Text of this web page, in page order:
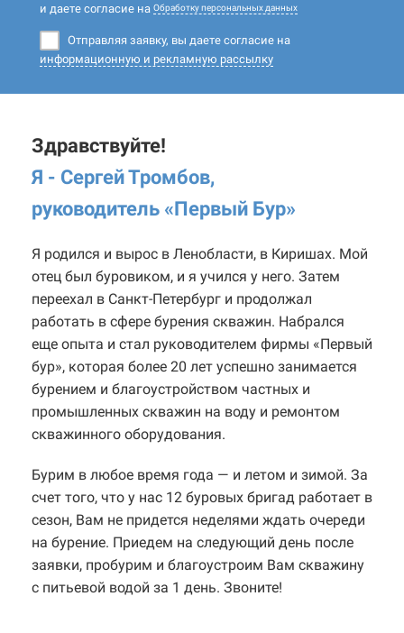
и даете согласие на Обработку персональных данных
Отправляя заявку, вы даете согласие на
информационную и рекламную рассылку
Здравствуйте!
Я - Сергей Тромбов,
руководитель «Первый Бур»
Я родился и вырос в Ленобласти, в Киришах. Мой
отец был буровиком, и я учился у него. Затем
переехал в Санкт-Петербург и продолжал
работать в сфере бурения скважин. Набрался
еще опыта и стал руководителем фирмы «Первый
бур», которая более 20 лет успешно занимается
бурением и благоустройством частных и
промышленных скважин на воду и ремонтом
скважинного оборудования.
Бурим в любое время года — и летом и зимой. За
счет того, что у нас 12 буровых бригад работает в
сезон, Вам не придется неделями ждать очереди
на бурение. Приедем на следующий день после
заявки, пробурим и благоустроим Вам скважину
с питьевой водой за 1 день. Звоните!